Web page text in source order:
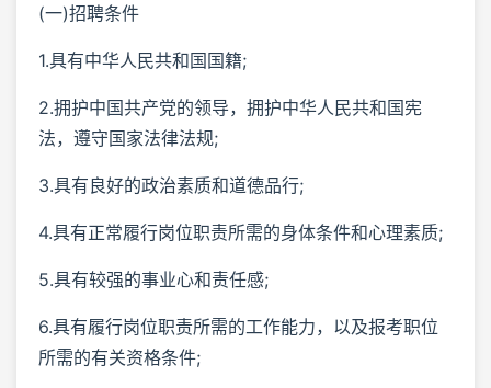
(一)招聘条件
1.具有中华人民共和国国籍;
2.拥护中国共产党的领导，拥护中华人民共和国宪
法，遵守国家法律法规;
3.具有良好的政治素质和道德品行;
4.具有正常履行岗位职责所需的身体条件和心理素质;
5.具有较强的事业心和责任感;
6.具有履行岗位职责所需的工作能力，以及报考职位
所需的有关资格条件;